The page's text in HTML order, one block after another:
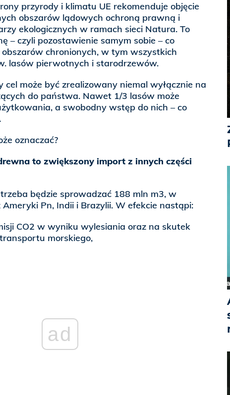
przyrody i klimatu UE rekomenduje objęcie
obszarów lądowych ochroną prawną i
ekologicznych w ramach sieci Natura. To
– czyli pozostawienie samym sobie – co
chronionych, w tym wszystkich
lasów pierwotnych i starodrzewów.
cel może być zrealizowany niemal wyłącznie na
do państwa. Nawet 1/3 lasów może
a swobodny wstęp do nich – co
oznaczać?
to zwiększony import z innych części
trzeba będzie sprowadzać 188 mln m3, w
Pn, Indii i Brazylii. W efekcie nastąpi:
CO2 w wyniku wylesiania oraz na skutek
morskiego,
ad